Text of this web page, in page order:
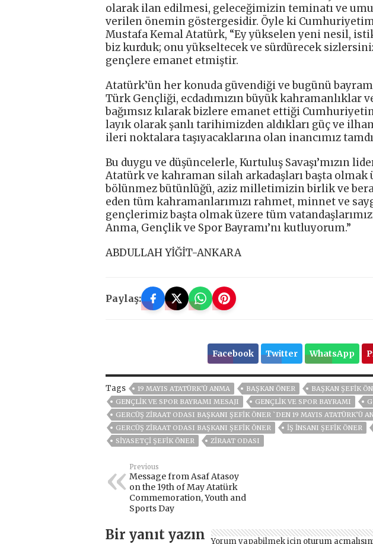
olarak ilan edilmesi, geleceğimizin teminatı ve
verilen önemin göstergesidir. Öyle ki
Mustafa Kemal Atatürk, “Ey yükselen yeni nesil,
biz kurduk; onu yükseltecek ve sürdürecek
gençlere emanet etmiştir.
Atatürk’ün her konuda güvendiği ve bugünü
Türk Gençliği, ecdadımızın büyük kahramanlıklar
bağımsız kılarak bizlere emanet ettiği
layık olarak şanlı tarihimizden aldıkları güç ve
ileri noktalara taşıyacaklarına olan inancımız
Bu duygu ve düşüncelerle, Kurtuluş Savaşı’mızın
Atatürk ve kahraman silah arkadaşları başta olmak
bölünmez bütünlüğü, aziz milletimizin birlik ve
eden tüm kahramanlarımızı rahmet, minnet ve
gençlerimiz başta olmak üzere tüm
Anma, Gençlik ve Spor Bayramı’nı kutluyorum.”
ABDULLAH YİĞİT-ANKARA
Paylaş:
Facebook Twitter WhatsApp
Tags 19 MAYIS ATATÜRK'Ü ANMA BAŞKAN ÖNER BAŞKAN ŞEFİK
GENÇLİK VE SPOR BAYRAMI MESAJI
GENÇLIK VE SPOR BAYRAMI
GERCÜŞ ZİRAAT ODASI BAŞKANI ŞEFİK ÖNER `DEN 19 MAYIS ATATÜRK’Ü
GERCÜŞ ZIRAAT ODASI BAŞKANI ŞEFIK ÖNER
IŞ INSANI ŞEFIK ÖNER
SIYASETÇI ŞEFIK ÖNER
ZIRAAT ODASI
Previous
Message from Asaf Atasoy
on the 19th of May Atatürk
Commemoration, Youth and
Sports Day
Bir yanıt yazın Yorum yapabilmek için oturum